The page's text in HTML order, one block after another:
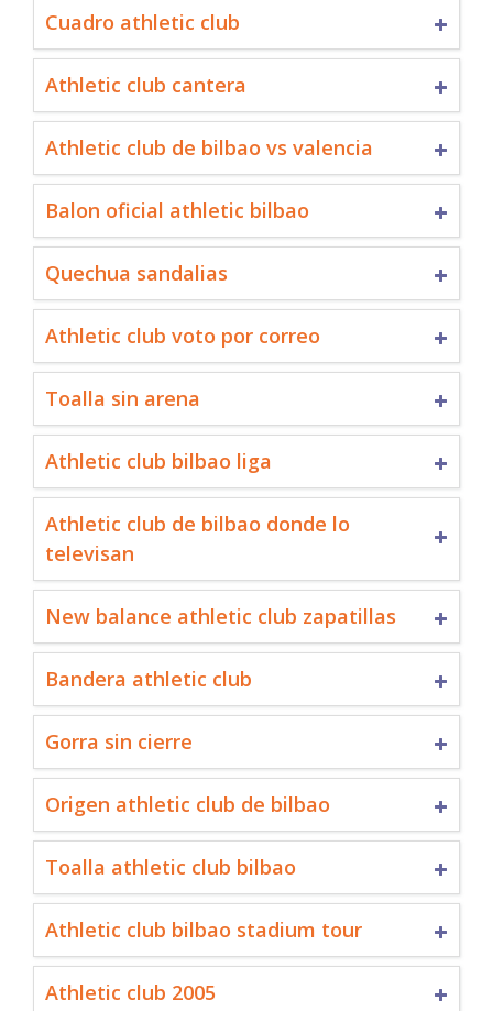
Cuadro athletic club
Athletic club cantera
Athletic club de bilbao vs valencia
Balon oficial athletic bilbao
Quechua sandalias
Athletic club voto por correo
Toalla sin arena
Athletic club bilbao liga
Athletic club de bilbao donde lo
televisan
New balance athletic club zapatillas
Bandera athletic club
Gorra sin cierre
Origen athletic club de bilbao
Toalla athletic club bilbao
Athletic club bilbao stadium tour
Athletic club 2005